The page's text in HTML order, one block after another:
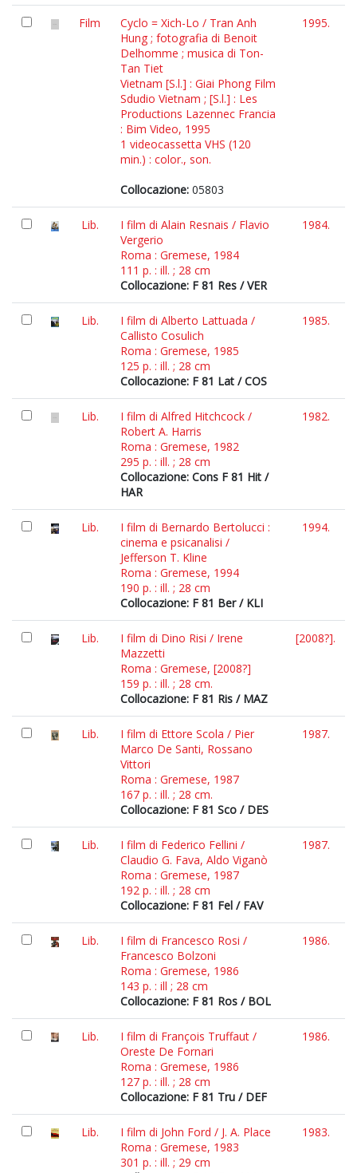
Film
Cyclo = Xich-Lo / Tran Anh
Hung ; fotografia di Benoit
Delhomme ; musica di Ton-
Tan Tiet
Vietnam [S.l.] : Giai Phong Film
Sdudio Vietnam ; [S.l.] : Les
Productions Lazennec Francia
: Bim Video, 1995
1 videocassetta VHS (120
min.) : color., son.
Collocazione: 05803
1995.
Lib.
I film di Alain Resnais / Flavio
Vergerio
Roma : Gremese, 1984
111 p. : ill. ; 28 cm
Collocazione: F 81 Res / VER
1984.
Lib.
I film di Alberto Lattuada /
Callisto Cosulich
Roma : Gremese, 1985
125 p. : ill. ; 28 cm
Collocazione: F 81 Lat / COS
1985.
Lib.
I film di Alfred Hitchcock /
Robert A. Harris
Roma : Gremese, 1982
295 p. : ill. ; 28 cm
Collocazione: Cons F 81 Hit /
HAR
1982.
Lib.
I film di Bernardo Bertolucci :
cinema e psicanalisi /
Jefferson T. Kline
Roma : Gremese, 1994
190 p. : ill. ; 28 cm
Collocazione: F 81 Ber / KLI
1994.
Lib.
I film di Dino Risi / Irene
Mazzetti
Roma : Gremese, [2008?]
159 p. : ill. ; 28 cm.
Collocazione: F 81 Ris / MAZ
[2008?].
Lib.
I film di Ettore Scola / Pier
Marco De Santi, Rossano
Vittori
Roma : Gremese, 1987
167 p. : ill. ; 28 cm.
Collocazione: F 81 Sco / DES
1987.
Lib.
I film di Federico Fellini /
Claudio G. Fava, Aldo Viganò
Roma : Gremese, 1987
192 p. : ill. ; 28 cm
Collocazione: F 81 Fel / FAV
1987.
Lib.
I film di Francesco Rosi /
Francesco Bolzoni
Roma : Gremese, 1986
143 p. : ill ; 28 cm
Collocazione: F 81 Ros / BOL
1986.
Lib.
I film di François Truffaut /
Oreste De Fornari
Roma : Gremese, 1986
127 p. : ill. ; 28 cm
Collocazione: F 81 Tru / DEF
1986.
Lib.
I film di John Ford / J. A. Place
Roma : Gremese, 1983
301 p. : ill. ; 29 cm
1983.